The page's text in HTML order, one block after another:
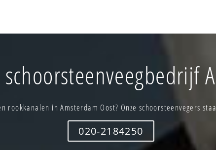
rookkanalen in Amsterdam Oost? Onze schoorsteenvegers
020-2184250